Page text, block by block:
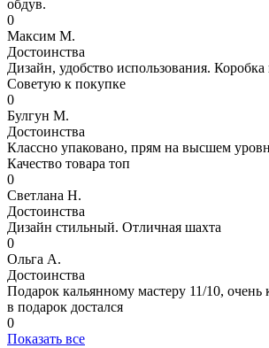
обдув.
0
Максим М.
Достоинства
Дизайн, удобство использования.
Советую к покупке
0
Булгун М.
Достоинства
Классно упаковано, прям на высшем
Качество товара топ
0
Светлана Н.
Достоинства
Дизайн стильный. Отличная шахта
0
Ольга А.
Достоинства
Подарок кальянному мастеру 11/10, очень
в подарок достался
0
Показать все